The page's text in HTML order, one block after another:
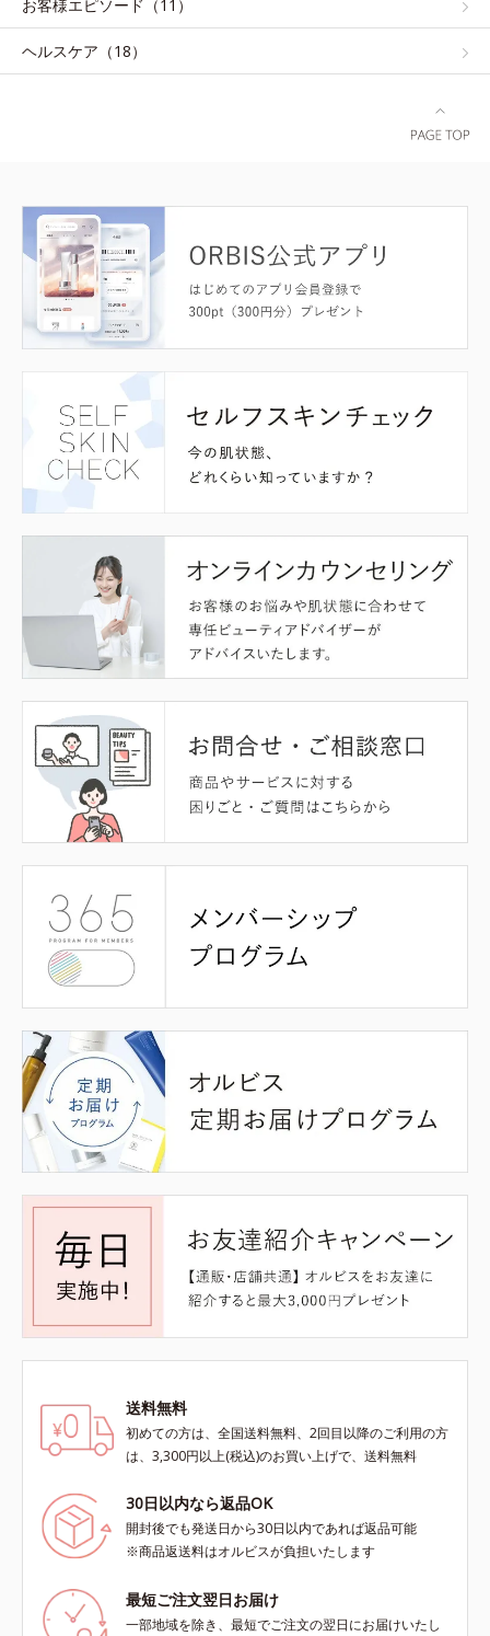
お客様エピソード（11）
ヘルスケア（18）
送料無料
初めての方は、全国送料無料、2回目以降のご利用の方
は、3,300円以上(税込)のお買い上げで、送料無料
30日以内なら返品OK
開封後でも発送日から30日以内であれば返品可能
※商品返送料はオルビスが負担いたします
最短ご注文翌日お届け
一部地域を除き、最短でご注文の翌日にお届けいたし